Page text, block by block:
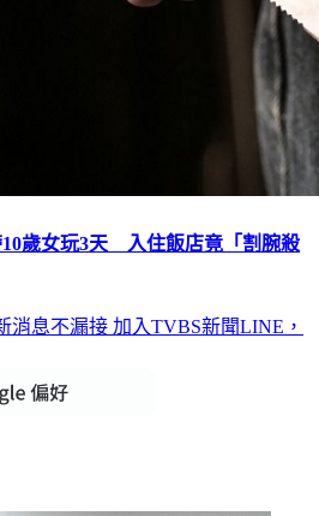
歲女玩3天 入住飯店竟「割腕殺
消息不漏接 加入TVBS新聞LINE，